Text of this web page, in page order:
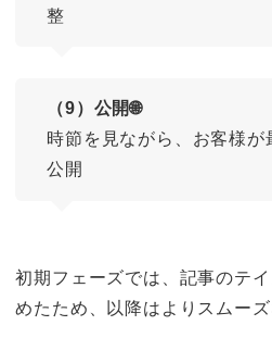
整
（9）公開🌐
時節を見ながら、お客様が
公開
初期フェーズでは、記事のテ
めたため、以降はよりスムーズ